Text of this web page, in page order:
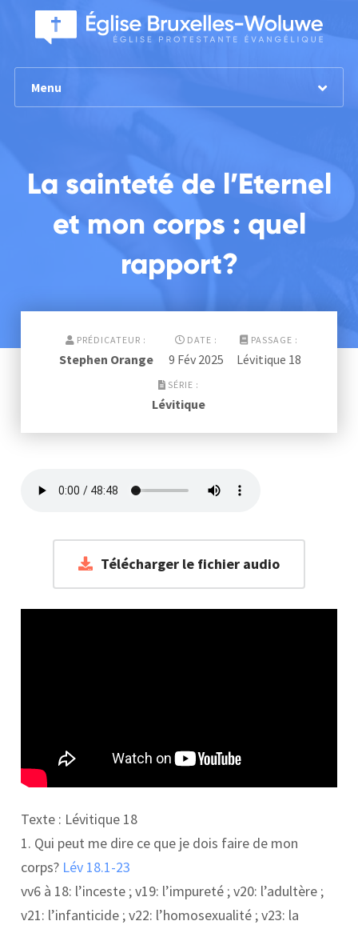
Menu
La sainteté de l’Eternel
et mon corps : quel
rapport?
PRÉDICATEUR :
Stephen Orange
DATE :
9 Fév 2025
PASSAGE :
Lévitique 18
SÉRIE :
Lévitique
Télécharger le fichier audio
Texte : Lévitique 18
1. Qui peut me dire ce que je dois faire de mon
corps? Lév 18.1-23
vv6 à 18: l’inceste ; v19: l’impureté ; v20: l’adultère ;
v21: l’infanticide ; v22: l’homosexualité ; v23: la